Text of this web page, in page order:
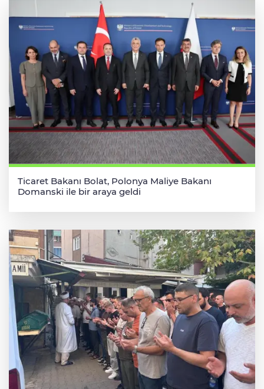
Ticaret Bakanı Bolat, Polonya Maliye Bakanı
Domanski ile bir araya geldi